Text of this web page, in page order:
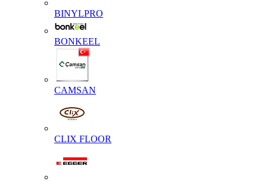
BINYLPRO
BONKEEL
CAMSAN
CLIX FLOOR